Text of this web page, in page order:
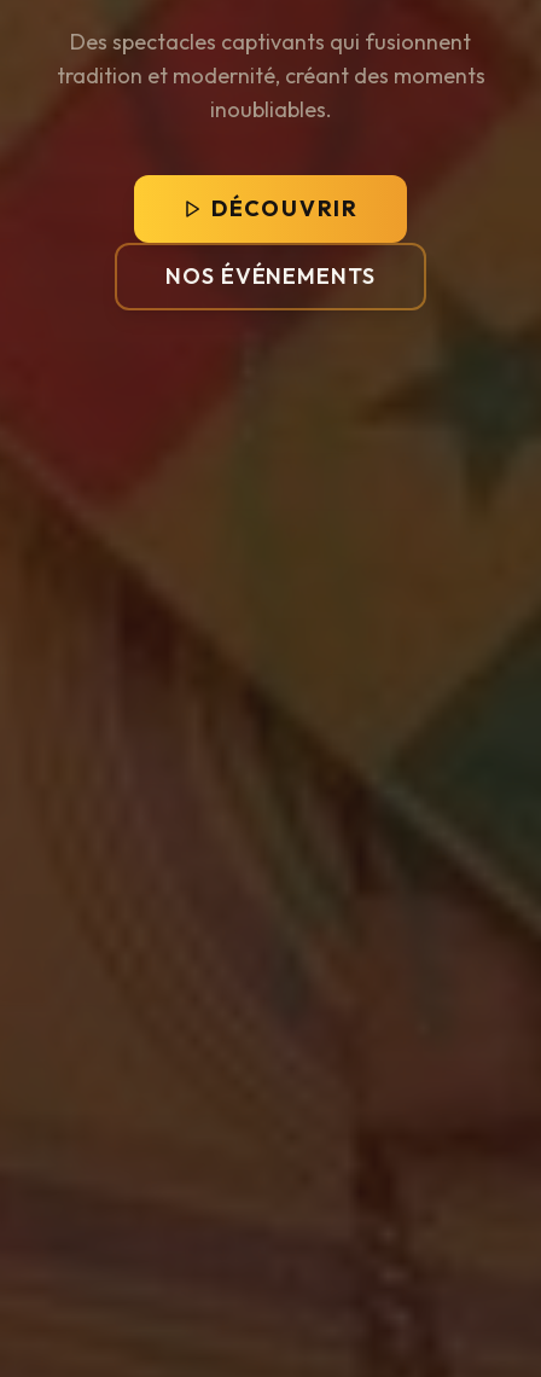
Des spectacles captivants qui fusionnent
tradition et modernité, créant des moments
inoubliables.
DÉCOUVRIR
NOS ÉVÉNEMENTS